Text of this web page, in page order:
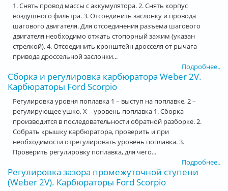
1. Снять провод массы с аккумулятора. 2. Снять корпус
воздушного фильтра. 3. Отсоединить заслонку и провода
шагового двигателя. Для отсоединения разъема шагового
двигателя необходимо отжать стопорный зажим (указан
стрелкой). 4. Отсоединить кронштейн дросселя от рычага
привода дроссельной заслонки...
Подробнее..
Сборка и регулировка карбюратора Weber 2V.
Карбюраторы Ford Scorpio
Регулировка уровня поплавка 1 – выступ на поплавке, 2 –
регулирующее ушко, Х – уровень поплавка 1. Сборка
производится в последовательности обратной разборке. 2.
Собрать крышку карбюратора, проверить и при
необходимости отрегулировать уровень поплавка. 3.
Проверить регулировку поплавка, для чего...
Подробнее..
Регулировка зазора промежуточной ступени
(Weber 2V). Карбюраторы Ford Scorpio